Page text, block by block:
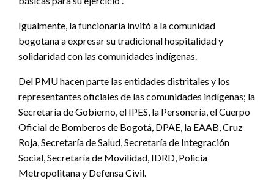
Igualmente, la funcionaria invitó a la comunidad
bogotana a expresar su tradicional hospitalidad y
solidaridad con las comunidades indígenas.
Del PMU hacen parte las entidades distritales y los
representantes oficiales de las comunidades indígenas; la
Secretaría de Gobierno, el IPES, la Personería, el Cuerpo
Oficial de Bomberos de Bogotá, DPAE, la EAAB, Cruz
Roja, Secretaría de Salud, Secretaría de Integración
Social, Secretaría de Movilidad, IDRD, Policía
Metropolitana y Defensa Civil.